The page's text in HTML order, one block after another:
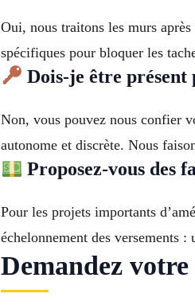
Oui, nous traitons les murs
spécifiques pour bloquer les
Dois-je être présent
Non, vous pouvez nous confier
autonome et discrète. Nous
Proposez-vous des
Pour les projets importants
échelonnement des versements
Demandez